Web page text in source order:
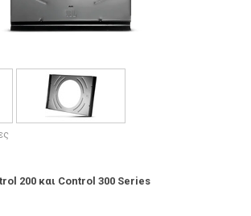
200 και Control 300 Series